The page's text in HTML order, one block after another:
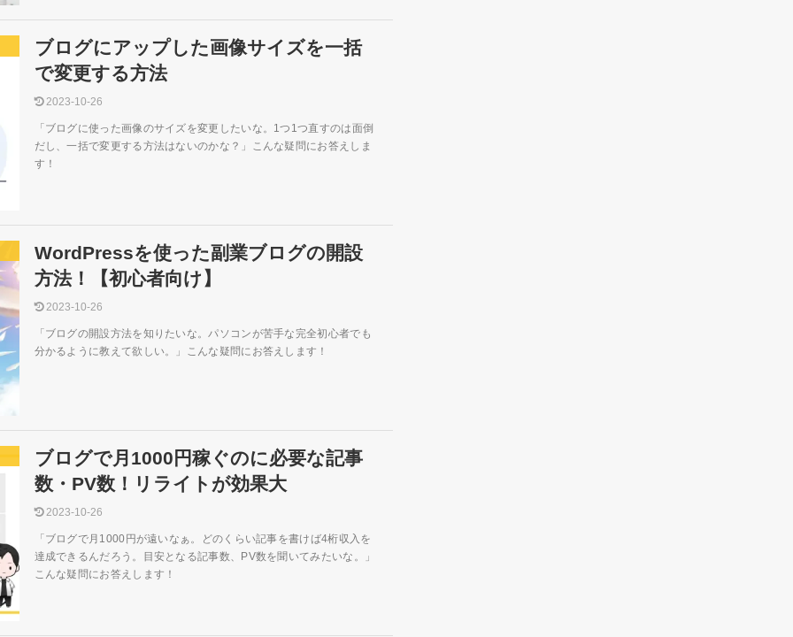
ブログにアップした画像サイズを一括
で変更する方法
2023-10-26
「ブログに使った画像のサイズを変更したいな。1つ1つ直すのは面倒
だし、一括で変更する方法はないのかな？」こんな疑問にお答えしま
す！
WordPressを使った副業ブログの開設
方法！【初心者向け】
2023-10-26
「ブログの開設方法を知りたいな。パソコンが苦手な完全初心者でも
分かるように教えて欲しい。」こんな疑問にお答えします！
ブログで月1000円稼ぐのに必要な記事
数・PV数！リライトが効果大
2023-10-26
「ブログで月1000円が遠いなぁ。どのくらい記事を書けば4桁収入を
達成できるんだろう。目安となる記事数、PV数を聞いてみたいな。」
こんな疑問にお答えします！